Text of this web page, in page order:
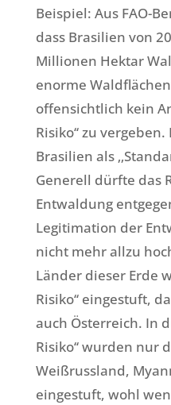
Beispiel: Aus FAO-
dass Brasilien von
Millionen Hektar
enorme
offensichtlich kein
Risiko‘‘ zu
Brasilien als
Generell dürfte das
Entwaldung
Legitimation der
nicht mehr allzu
Länder dieser Erde
Risiko‘‘ eingestuft,
auch Österreich. In
Risiko‘‘ wurden nur
Weißrussland,
eingestuft, wohl